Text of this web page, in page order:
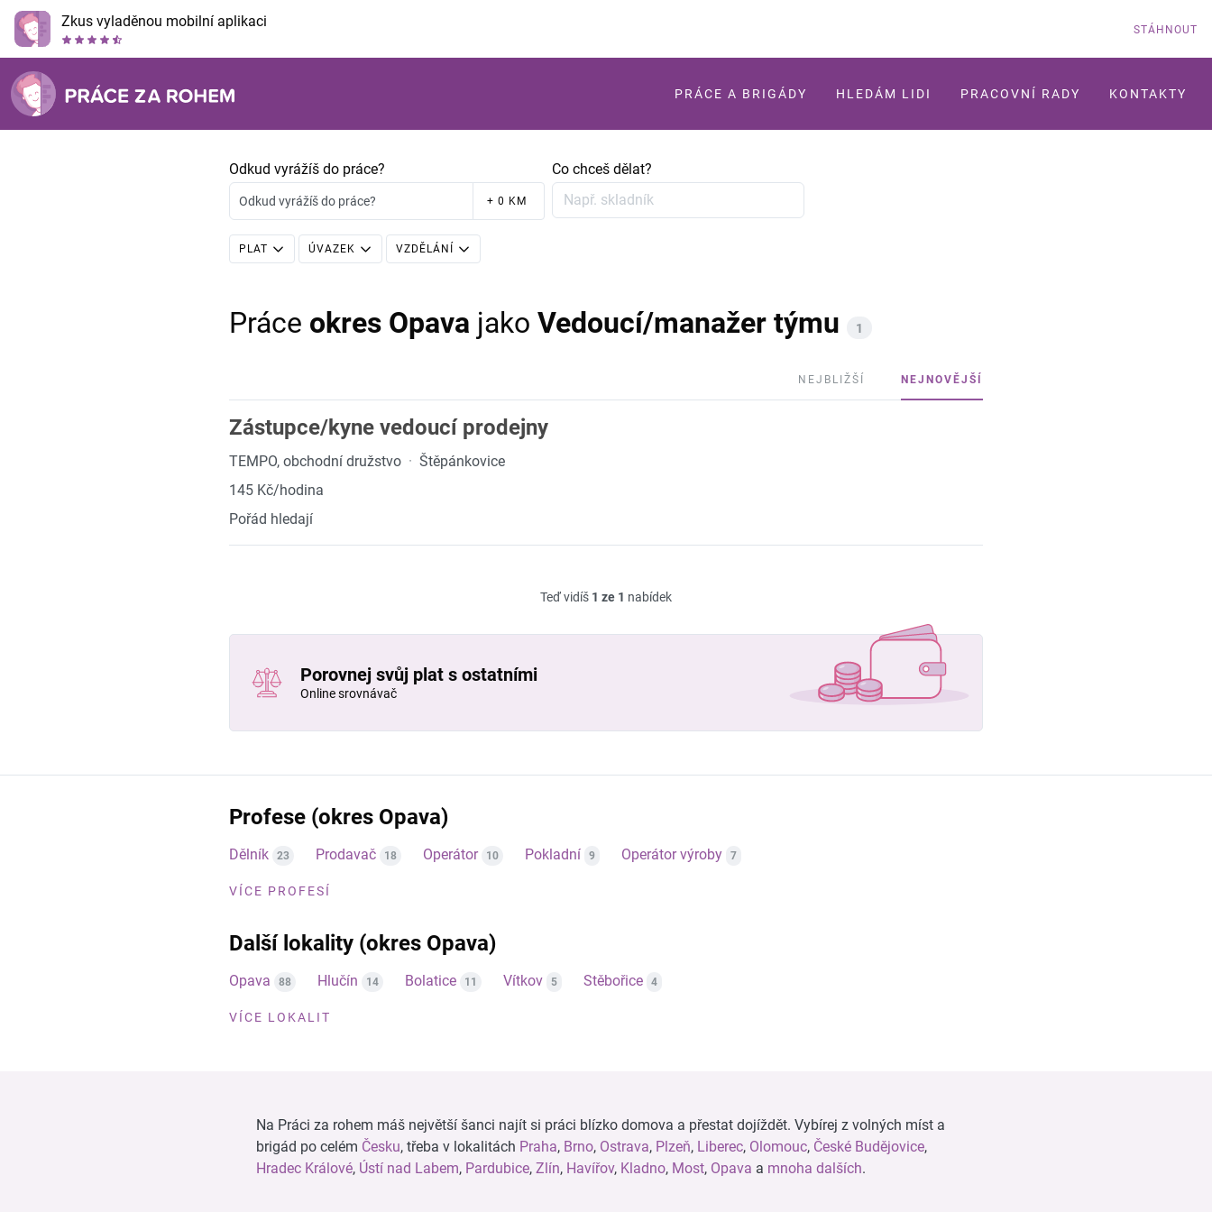
Zkus vyladěnou mobilní aplikaci STÁHNOUT
PRÁCE A BRIGÁDY HLEDÁM LIDI PRACOVNÍ RADY KONTAKTY
Odkud vyrážíš do práce?
Odkud vyrážíš do práce? + 0 KM
Co chceš dělat?
PLAT ÚVAZEK VZDĚLÁNÍ
Práce okres Opava jako Vedoucí/manažer týmu 1
NEJBLIŽŠÍ NEJNOVĚJŠÍ
Zástupce/kyne vedoucí prodejny
TEMPO, obchodní družstvo · Štěpánkovice
145 Kč/hodina
Pořád hledají
Teď vidíš 1 ze 1 nabídek
Porovnej svůj plat s ostatními
Online srovnávač
Profese (okres Opava)
Dělník 23 Prodavač 18 Operátor 10 Pokladní 9 Operátor výroby 7
VÍCE PROFESÍ
Další lokality (okres Opava)
Opava 88 Hlučín 14 Bolatice 11 Vítkov 5 Stěbořice 4
VÍCE LOKALIT
Na Práci za rohem máš největší šanci najít si práci blízko domova a přestat dojíždět. Vybírej z volných míst a
brigád po celém Česku, třeba v lokalitách Praha, Brno, Ostrava, Plzeň, Liberec, Olomouc, České Budějovice,
Hradec Králové, Ústí nad Labem, Pardubice, Zlín, Havířov, Kladno, Most, Opava a mnoha dalších.